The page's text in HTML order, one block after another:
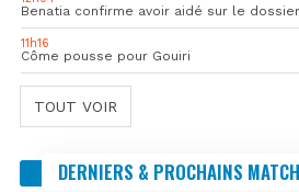
Benatia confirme avoir aidé sur le
11h16
Côme pousse pour Gouiri
TOUT VOIR
DERNIERS & PROCHAINS